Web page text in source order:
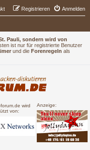
Pauli, sondern wird von
ist nur für registrierte Benutzer
und die Forenregeln als
wird
von:
Anzeige:
Anmelden
Registrieren